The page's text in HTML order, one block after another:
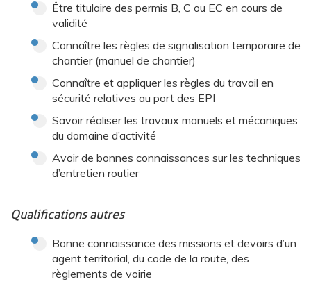
Être titulaire des permis B, C ou EC en cours de
validité
Connaître les règles de signalisation temporaire de
chantier (manuel de chantier)
Connaître et appliquer les règles du travail en
sécurité relatives au port des EPI
Savoir réaliser les travaux manuels et mécaniques
du domaine d’activité
Avoir de bonnes connaissances sur les techniques
d’entretien routier
Qualifications autres
Bonne connaissance des missions et devoirs d’un
agent territorial, du code de la route, des
règlements de voirie